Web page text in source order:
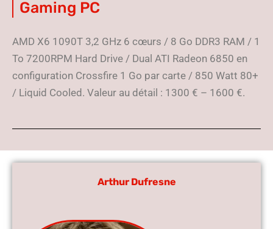
Gaming PC
AMD X6 1090T 3,2 GHz 6 cœurs / 8 Go DDR3 RAM / 1
To 7200RPM Hard Drive / Dual ATI Radeon 6850 en
configuration Crossfire 1 Go par carte / 850 Watt 80+
/ Liquid Cooled. Valeur au détail : 1300 € – 1600 €.
Arthur Dufresne